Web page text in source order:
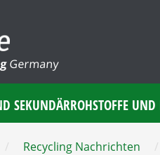
Germany
SEKUNDÄRROHSTOFFE UND
/ Recycling Nachrichten /